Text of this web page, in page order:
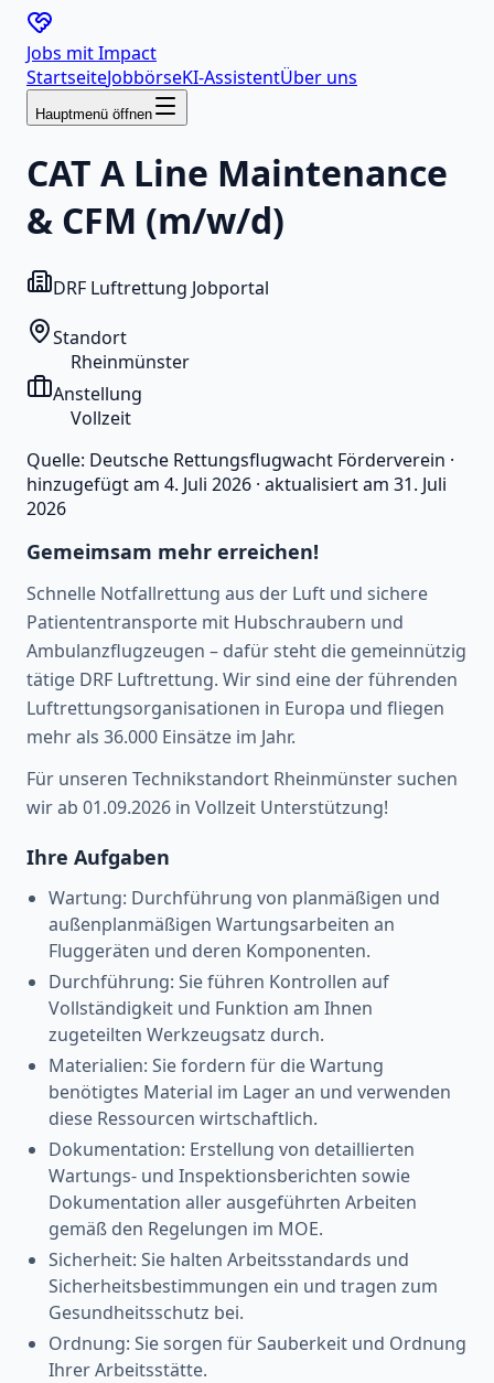
Jobs mitImpact
StartseiteJobbörseKI-AssistentÜber uns
Hauptmenü öffnen
CAT A Line Maintenance
& CFM (m/w/d)
DRF Luftrettung Jobportal
Standort
Rheinmünster
Anstellung
Vollzeit
Quelle: Deutsche Rettungsflugwacht Förderverein ·
hinzugefügt am 4. Juli 2026 · aktualisiert am 31. Juli
2026
Gemeimsam mehr erreichen!
Schnelle Notfallrettung aus der Luft und sichere
Patiententransporte mit Hubschraubern und
Ambulanzflugzeugen – dafür steht die gemeinnützig
tätige DRF Luftrettung. Wir sind eine der führenden
Luftrettungsorganisationen in Europa und fliegen
mehr als 36.000 Einsätze im Jahr.
Für unseren Technikstandort Rheinmünster suchen
wir ab 01.09.2026 in Vollzeit Unterstützung!
Ihre Aufgaben
Wartung: Durchführung von planmäßigen und
außenplanmäßigen Wartungsarbeiten an
Fluggeräten und deren Komponenten.
Durchführung: Sie führen Kontrollen auf
Vollständigkeit und Funktion am Ihnen
zugeteilten Werkzeugsatz durch.
Materialien: Sie fordern für die Wartung
benötigtes Material im Lager an und verwenden
diese Ressourcen wirtschaftlich.
Dokumentation: Erstellung von detaillierten
Wartungs- und Inspektionsberichten sowie
Dokumentation aller ausgeführten Arbeiten
gemäß den Regelungen im MOE.
Sicherheit: Sie halten Arbeitsstandards und
Sicherheitsbestimmungen ein und tragen zum
Gesundheitsschutz bei.
Ordnung: Sie sorgen für Sauberkeit und Ordnung
Ihrer Arbeitsstätte.